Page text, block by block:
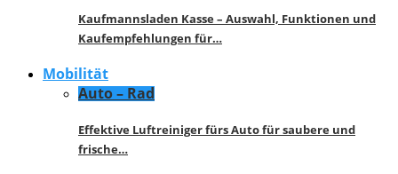
Kaufmannsladen Kasse – Auswahl, Funktionen und
Kaufempfehlungen für…
Mobilität
Auto – Rad
Effektive Luftreiniger fürs Auto für saubere und
frische…